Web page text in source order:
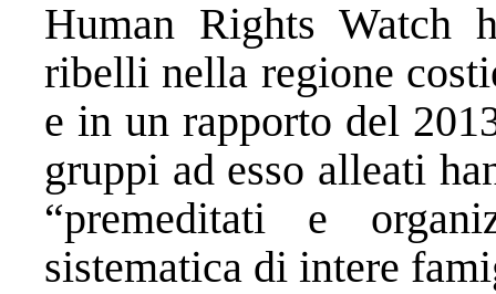
Human Rights Watch
ribelli nella regione
e in un rapporto del
gruppi ad esso alleati
“premeditati e
sistematica di intere